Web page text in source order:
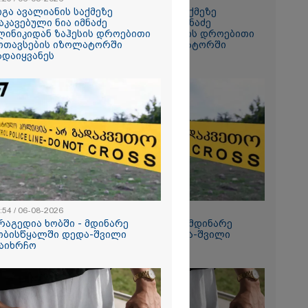
ძნელი
ღამე"
გათიშვა -
ის წევრი
მიდის" -
გიგა ავალიანის საქმეზე
დაკავებული ნია იმნაძე
კლინიკიდან ზაჰესის დროებითი
მოთავსების იზოლატორში
ტრაგედია ხობში - მდინარე
ხობისწყალში დედა-შვილი
ავალიანის საქმეზე
ნია იმნაძე
ზაჰესის დროებითი
იზოლატორში
/ 06-08-2026
ხობში - მდინარე
დედა-შვილი